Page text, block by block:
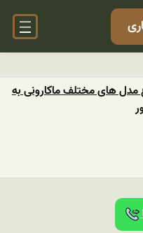
مدل های مختلف ماکارونی به